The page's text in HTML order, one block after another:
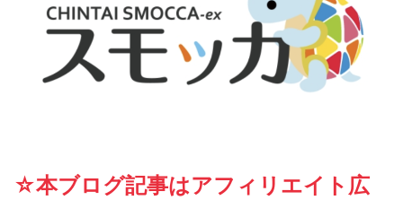
☆本ブログ記事はアフィリエイト広